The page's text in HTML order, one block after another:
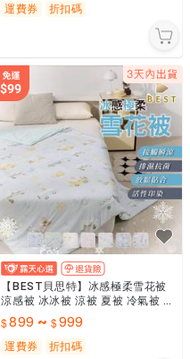
運費券 折扣碼
【BEST貝思特】冰感極柔雪花被
涼感被 冰冰被 涼被 夏被 冷氣被 空
調被 多款任選
899~ 999
運費券 折扣碼